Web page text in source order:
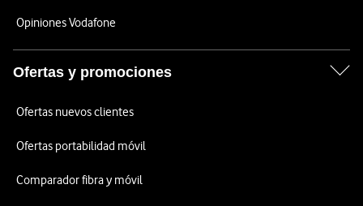
Opiniones Vodafone
Ofertas y promociones
Ofertas nuevos clientes
Ofertas portabilidad móvil
Comparador fibra y móvil